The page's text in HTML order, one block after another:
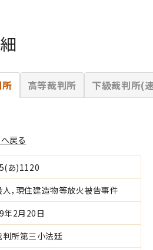
高等裁判所 下級裁判所(
戻る
あ)1120
，現住建造物等放火被告事件
年2月20日
判所第三小法廷